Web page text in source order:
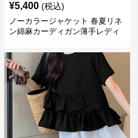
¥5,400 (税込)
ノーカラージャケット 春夏リネ
ン綿麻カーディガン薄手レディ